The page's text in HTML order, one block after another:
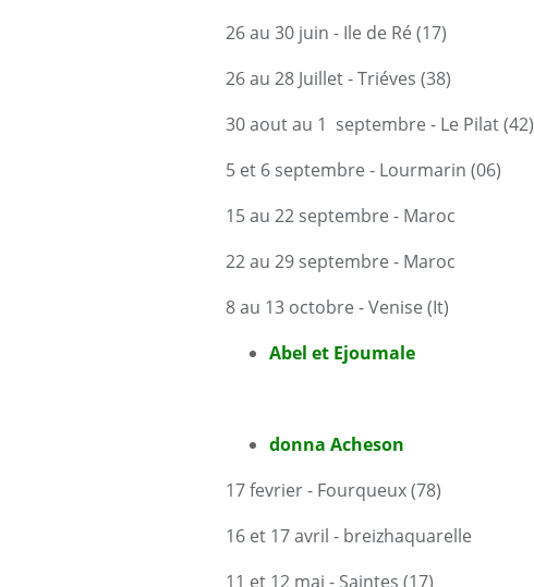
26 au 30 juin - Ile de Ré (17)
26 au 28 Juillet - Triéves (38)
30 aout au 1 septembre - Le Pilat (42)
5 et 6 septembre - Lourmarin (06)
15 au 22 septembre - Maroc
22 au 29 septembre - Maroc
8 au 13 octobre - Venise (It)
Abel et Ejoumale
donna Acheson
17 fevrier - Fourqueux (78)
16 et 17 avril - breizhaquarelle
11 et 12 mai - Saintes (17)